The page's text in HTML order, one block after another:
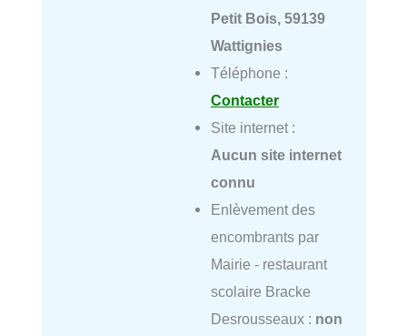
Petit Bois, 59139
Wattignies
Téléphone :
Contacter
Site internet :
Aucun site internet
connu
Enlèvement des
encombrants par
Mairie - restaurant
scolaire Bracke
Desrousseaux : non